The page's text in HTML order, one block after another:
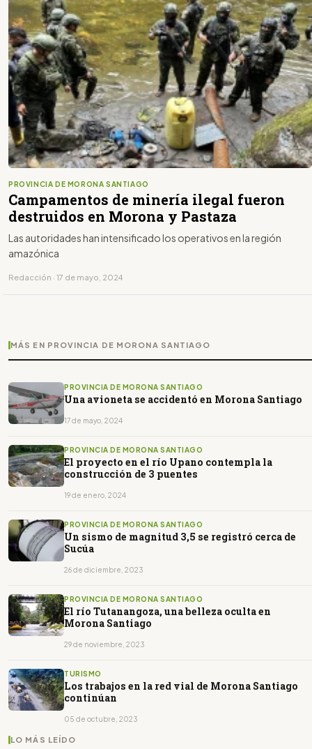
PROVINCIA DE MORONA SANTIAGO
Campamentos de minería ilegal fueron
destruidos en Morona y Pastaza
Las autoridades han intensificado los operativos en la región
amazónica
Redacción · 17 de mayo, 2024
MÁS EN PROVINCIA DE MORONA SANTIAGO
PROVINCIA DE MORONA SANTIAGO
Una avioneta se accidentó en Morona Santiago
17 de mayo, 2024
PROVINCIA DE MORONA SANTIAGO
El proyecto en el río Upano contempla la
construcción de 3 puentes
19 de enero, 2024
PROVINCIA DE MORONA SANTIAGO
Un sismo de magnitud 3,5 se registró cerca de
Sucúa
26 de diciembre, 2023
PROVINCIA DE MORONA SANTIAGO
El río Tutanangoza, una belleza oculta en
Morona Santiago
29 de noviembre, 2023
TURISMO
Los trabajos en la red vial de Morona Santiago
continúan
05 de octubre, 2023
LO MÁS LEÍDO